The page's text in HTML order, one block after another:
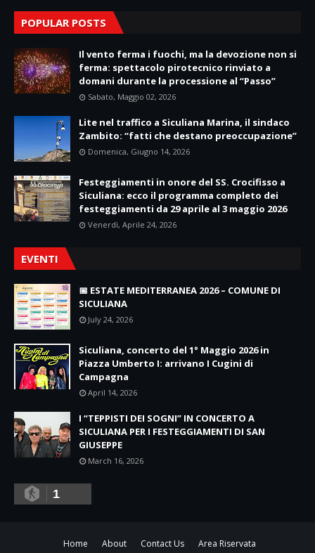
POPULAR POSTS
Il vento ferma i fuochi, ma la devozione non si
ferma: spettacolo pirotecnico rinviato a
domani durante la processione al “Passo”
Sabato, Maggio 02, 2026
Lite nel traffico a Siculiana Marina, il sindaco
Zambito: “fatti che destano preoccupazione”
Domenica, Giugno 14, 2026
Festeggiamenti in onore del SS. Crocifisso a
Siculiana: ecco il programma completo dei
festeggiamenti da 29 aprile al 3 maggio 2026
Venerdì, Aprile 24, 2026
EVENTI
📅 ESTATE MEDITERRANEA 2026 – COMUNE DI
SICULIANA
July 24, 2026
Siculiana, concerto del 1° Maggio 2026 in
Piazza Umberto I: arrivano I Cugini di
Campagna
April 14, 2026
I “TEPPISTI DEI SOGNI” IN CONCERTO A
SICULIANA PER I FESTEGGIAMENTI DI SAN
GIUSEPPE
March 16, 2026
1
Home About Contact Us Area Riservata